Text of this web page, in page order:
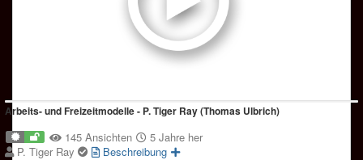
Arbeits- und Freizeitmodelle - P. Tiger Ray (Thomas Ulbrich)
145 Ansichten
5 Jahre her
P. Tiger Ray
Beschreibung